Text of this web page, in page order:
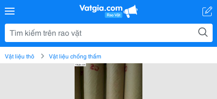
Vật liệu thô Vật liệu chống thấm